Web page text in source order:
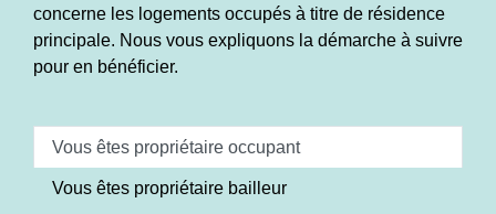
concerne les logements occupés à titre de résidence
principale. Nous vous expliquons la démarche à suivre
pour en bénéficier.
Vous êtes propriétaire occupant
Vous êtes propriétaire bailleur